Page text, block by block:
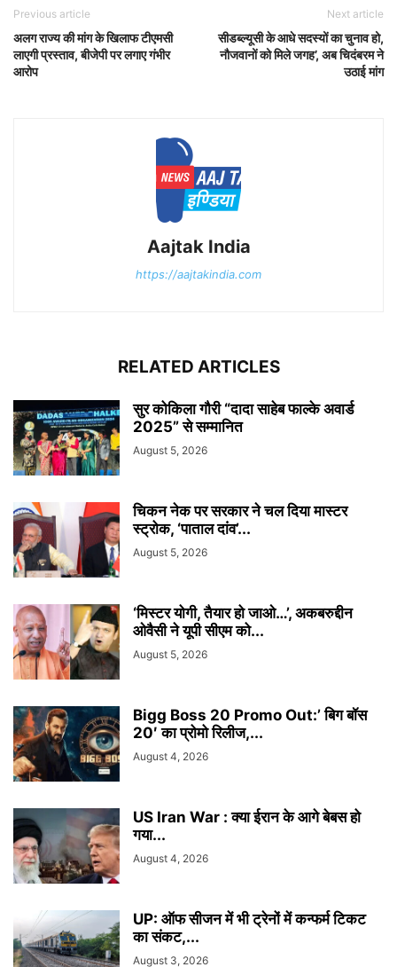
Previous article
अलग राज्य की मांग के खिलाफ टीएमसी
लाएगी प्रस्ताव, बीजेपी पर लगाए गंभीर
आरोप
Next article
सीडब्ल्यूसी के आधे सदस्यों का चुनाव हो,
नौजवानों को मिले जगह’, अब चिदंबरम ने
उठाई मांग
Aajtak India
https://aajtakindia.com
RELATED ARTICLES
सुर कोकिला गौरी “दादा साहेब फाल्के अवार्ड
2025” से सम्मानित
August 5, 2026
चिकन नेक पर सरकार ने चल दिया मास्टर
स्ट्रोक, ‘पाताल दांव’...
August 5, 2026
‘मिस्टर योगी, तैयार हो जाओ…’, अकबरुद्दीन
ओवैसी ने यूपी सीएम को...
August 5, 2026
Bigg Boss 20 Promo Out:’ बिग बॉस
20′ का प्रोमो रिलीज,...
August 4, 2026
US Iran War : क्या ईरान के आगे बेबस हो
गया...
August 4, 2026
UP: ऑफ सीजन में भी ट्रेनों में कन्फर्म टिकट
का संकट,...
August 3, 2026